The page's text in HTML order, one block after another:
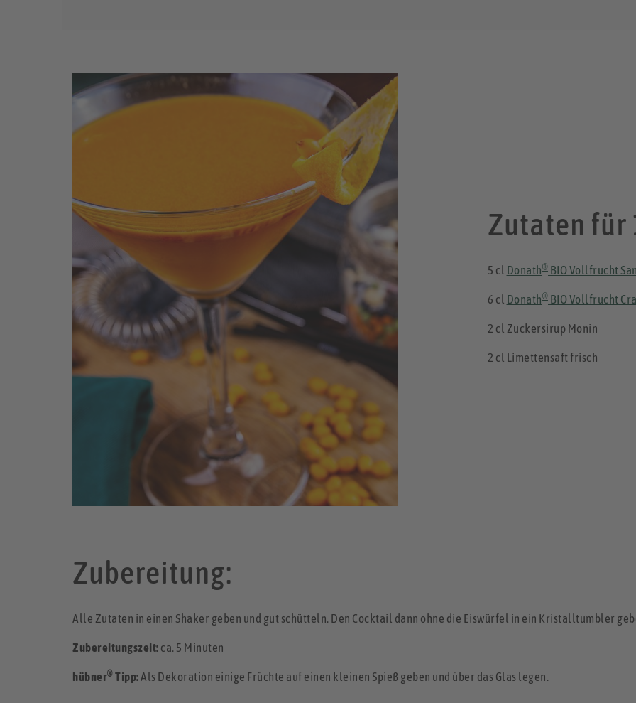
Zutaten für
5 cl Donath® BIO Vollfrucht
6 cl Donath® BIO Vollfrucht
2 cl Zuckersirup Monin
2 cl Limettensaft frisch
Zubereitung:
Alle Zutaten in einen Shaker geben und gut schütteln. Den Cocktail dann ohne die Eiswürfel in ein Kristalltumbler
Zubereitungszeit: ca. 5 Minuten
hübner® Tipp:Als Dekoration einige Früchte auf einen kleinen Spieß geben und über das Glas legen.